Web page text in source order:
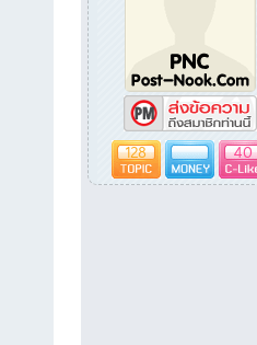
128 40